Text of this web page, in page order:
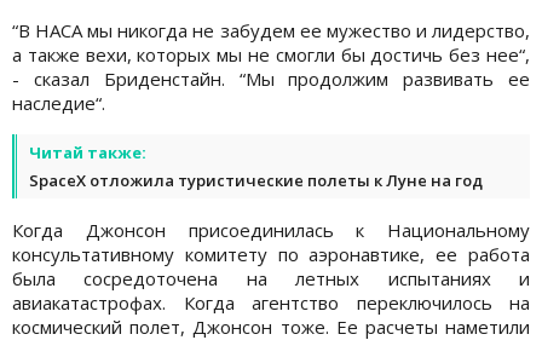
“В НАСА мы никогда не забудем ее мужество и лидерство,
а также вехи, которых мы не смогли бы достичь без нее“,
- сказал Бриденстайн. “Мы продолжим развивать ее
наследие“.
Читай также:
SpaceX отложила туристические полеты к Луне на год
Когда Джонсон присоединилась к Национальному
консультативному комитету по аэронавтике, ее работа
была сосредоточена на летных испытаниях и
авиакатастрофах. Когда агентство переключилось на
космический полет, Джонсон тоже. Ее расчеты наметили